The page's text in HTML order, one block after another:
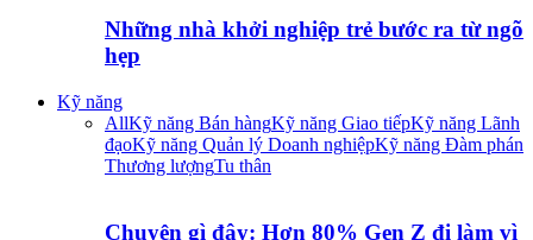
Những nhà khởi nghiệp trẻ bước ra từ ngõ
hẹp
Kỹ năng
AllKỹ năng Bán hàngKỹ năng Giao tiếpKỹ năng Lãnh
đạoKỹ năng Quản lý Doanh nghiệpKỹ năng Đàm phán
Thương lượngTu thân
Chuyện gì đây: Hơn 80% Gen Z đi làm vì